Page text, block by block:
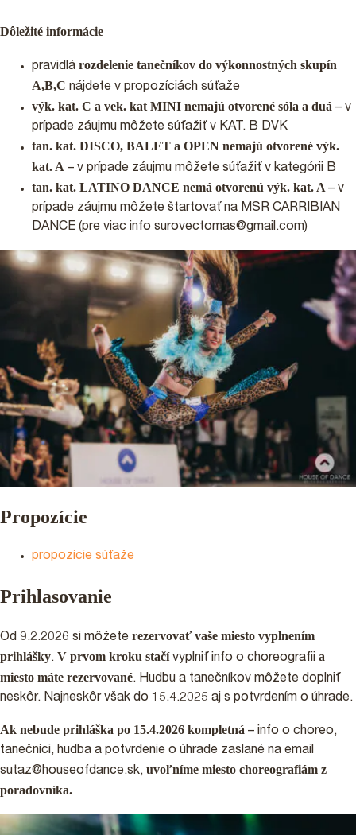
Dôležité informácie
pravidlá rozdelenie tanečníkov do výkonnostných skupín
A,B,C nájdete v propozíciách súťaže
výk. kat. C a vek. kat MINI nemajú otvorené sóla a duá – v
prípade záujmu môžete súťažiť v KAT. B DVK
tan. kat. DISCO, BALET a OPEN nemajú otvorené výk.
kat. A – v prípade záujmu môžete súťažiť v kategórii B
tan. kat. LATINO DANCE nemá otvorenú výk. kat. A – v
prípade záujmu môžete štartovať na MSR CARRIBIAN
DANCE (pre viac info surovectomas@gmail.com)
Propozície
propozície súťaže
Prihlasovanie
Od 9.2.2026 si môžete rezervovať vaše miesto vyplnením
prihlášky. V prvom kroku stačívyplniť info o choreografii a
miesto máte rezervované. Hudbu a tanečníkov môžete doplniť
neskôr. Najneskôr však do 15.4.2025 aj s potvrdením o úhrade.
Ak nebude prihláška po 15.4.2026 kompletná – info o choreo,
tanečníci, hudba a potvrdenie o úhrade zaslané na email
sutaz@houseofdance.sk, uvoľníme miesto choreografiám z
poradovníka.